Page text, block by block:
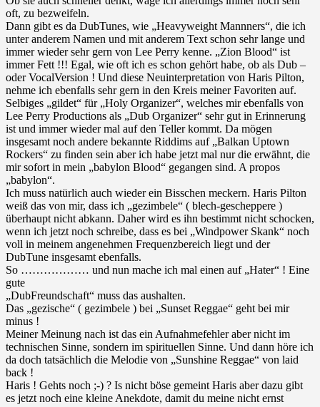
oft, zu bezweifeln.
Dann gibt es da DubTunes, wie „Heavyweight Mannners“, die ich
unter anderem Namen und mit anderem Text schon sehr lange und
immer wieder sehr gern von Lee Perry kenne. „Zion Blood“ ist
immer Fett !!! Egal, wie oft ich es schon gehört habe, ob als Dub –
oder VocalVersion ! Und diese Neuinterpretation von Haris Pilton,
nehme ich ebenfalls sehr gern in den Kreis meiner Favoriten auf.
Selbiges „gildet“ für „Holy Organizer“, welches mir ebenfalls von
Lee Perry Productions als „Dub Organizer“ sehr gut in Erinnerung
ist und immer wieder mal auf den Teller kommt. Da mögen
insgesamt noch andere bekannte Riddims auf „Balkan Uptown
Rockers“ zu finden sein aber ich habe jetzt mal nur die erwähnt, die
mir sofort in mein „babylon Blood“ gegangen sind. A propos
„babylon“.
Ich muss natürlich auch wieder ein Bisschen meckern. Haris Pilton
weiß das von mir, dass ich „gezimbele“ ( blech-gescheppere )
überhaupt nicht abkann. Daher wird es ihn bestimmt nicht schocken,
wenn ich jetzt noch schreibe, dass es bei „Windpower Skank“ noch
voll in meinem angenehmen Frequenzbereich liegt und der
DubTune insgesamt ebenfalls.
So ……………… und nun mache ich mal einen auf „Hater“ ! Eine
gute
„DubFreundschaft“ muss das aushalten.
Das „gezische“ ( gezimbele ) bei „Sunset Reggae“ geht bei mir
minus !
Meiner Meinung nach ist das ein Aufnahmefehler aber nicht im
technischen Sinne, sondern im spirituellen Sinne. Und dann höre ich
da doch tatsächlich die Melodie von „Sunshine Reggae“ von laid
back !
Haris ! Gehts noch ;-) ? Is nicht böse gemeint Haris aber dazu gibt
es jetzt noch eine kleine Anekdote, damit du meine nicht ernst